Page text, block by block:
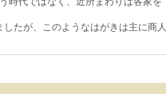
たが、このようなはがきは主に商人